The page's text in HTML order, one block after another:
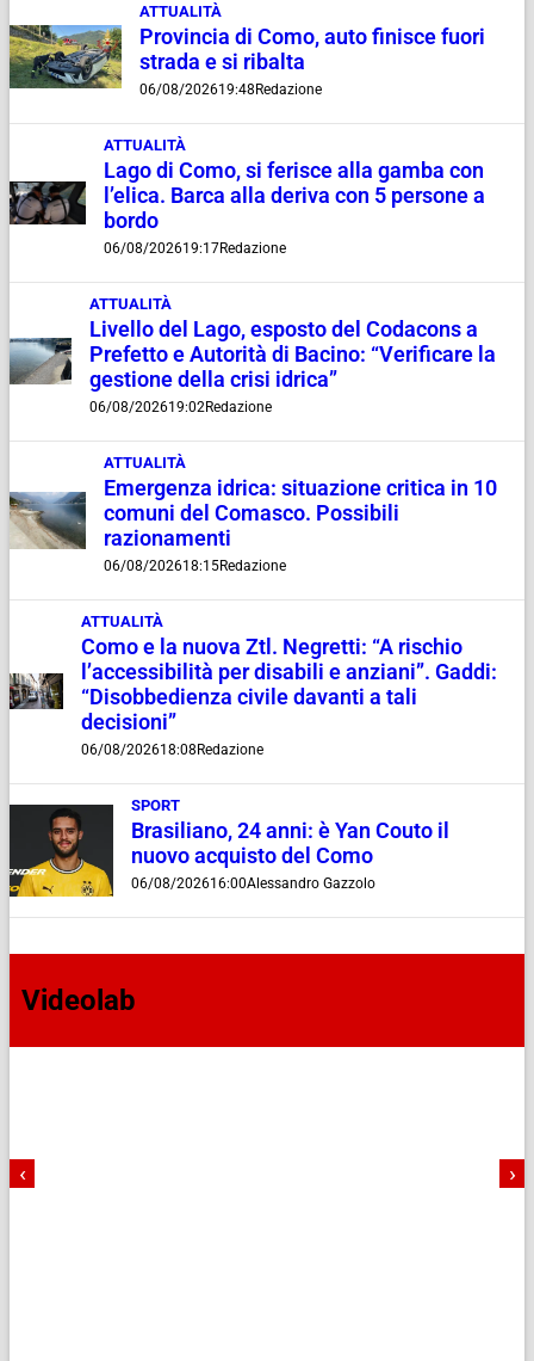
ATTUALITÀ
Provincia di Como, auto finisce fuori
strada e si ribalta
06/08/202619:48 Redazione
ATTUALITÀ
Lago di Como, si ferisce alla gamba con
l’elica. Barca alla deriva con 5 persone a
bordo
06/08/202619:17Redazione
ATTUALITÀ
Livello del Lago, esposto del Codacons a
Prefetto e Autorità di Bacino: “Verificare la
gestione della crisi idrica”
06/08/202619:02Redazione
ATTUALITÀ
Emergenza idrica: situazione critica in 10
comuni del Comasco. Possibili
razionamenti
06/08/202618:15Redazione
ATTUALITÀ
Como e la nuova Ztl. Negretti: “A rischio
l’accessibilità per disabili e anziani”. Gaddi:
“Disobbedienza civile davanti a tali
decisioni”
06/08/202618:08 Redazione
SPORT
Brasiliano, 24 anni: è Yan Couto il
nuovo acquisto del Como
06/08/202616:00Alessandro Gazzolo
Videolab
‹ ›